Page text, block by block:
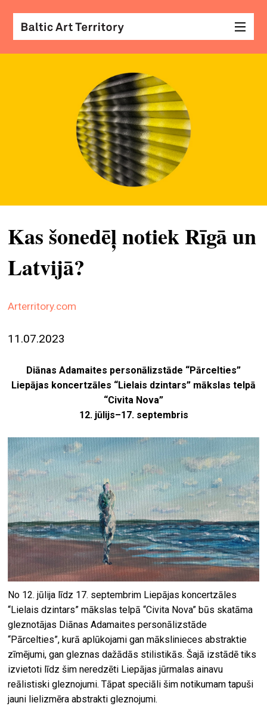
par
meklēt
Kas šonedēļ notiek Rīgā un
Latvijā?
Arterritory.com
11.07.2023
Diānas Adamaites personālizstāde “Pārcelties”
Liepājas koncertzāles “Lielais dzintars” mākslas telpā
“Civita Nova”
12. jūlijs–17. septembris
No 12. jūlija līdz 17. septembrim Liepājas koncertzāles
“Lielais dzintars” mākslas telpā “Civita Nova” būs skatāma
gleznotājas Diānas Adamaites personālizstāde
“Pārcelties”, kurā aplūkojami gan mākslinieces abstraktie
zīmējumi, gan gleznas dažādās stilistikās. Šajā izstādē tiks
izvietoti līdz šim neredzēti Liepājas jūrmalas ainavu
reālistiski gleznojumi. Tāpat speciāli šim notikumam tapuši
jauni lielizmēra abstrakti gleznojumi.